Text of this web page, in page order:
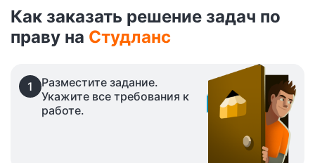
Как заказать решение задач по
праву на Студланс
1
Разместите задание.
Укажите все требования к
работе.